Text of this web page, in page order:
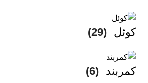
کوئل (29)
کمربند (6)